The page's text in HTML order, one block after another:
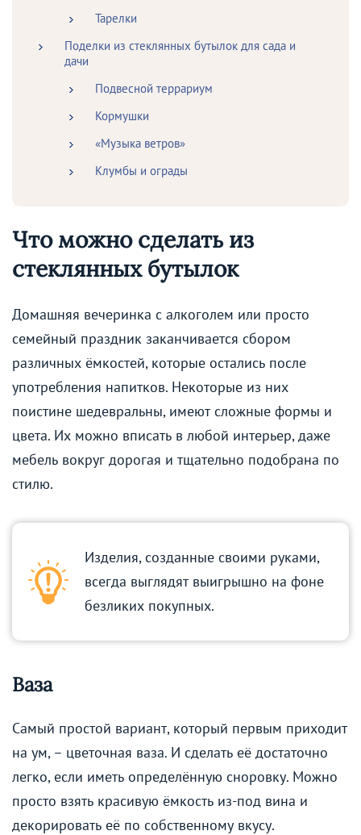
Тарелки
Поделки из стеклянных бутылок для сада и
дачи
Подвесной террариум
Кормушки
«Музыка ветров»
Клумбы и ограды
Что можно сделать из
стеклянных бутылок
Домашняя вечеринка с алкоголем или просто
семейный праздник заканчивается сбором
различных ёмкостей, которые остались после
употребления напитков. Некоторые из них
поистине шедевральны, имеют сложные формы и
цвета. Их можно вписать в любой интерьер, даже
мебель вокруг дорогая и тщательно подобрана по
стилю.
Изделия, созданные своими руками,
всегда выглядят выигрышно на фоне
безликих покупных.
Ваза
Самый простой вариант, который первым приходит
на ум, – цветочная ваза. И сделать её достаточно
легко, если иметь определённую сноровку. Можно
просто взять красивую ёмкость из-под вина и
декорировать её по собственному вкусу.